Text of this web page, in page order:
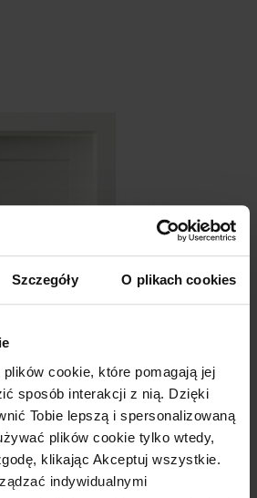
Szczegóły O plikach cookies
cookie, które pomagają jej
sposób interakcji z nią. Dzięki
Tobie lepszą i spersonalizowaną
plików cookie tylko wtedy,
klikając Akceptuj wszystkie.
indywidualnymi